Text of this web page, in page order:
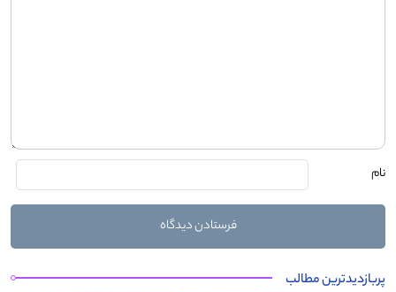
نام
پربازدیدترین مطالب